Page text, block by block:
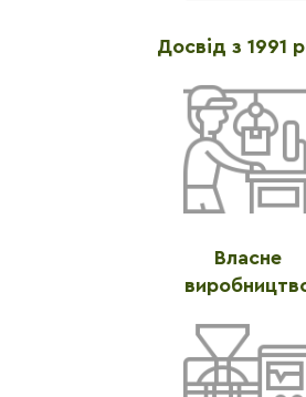
Досвід з 1991
Власне